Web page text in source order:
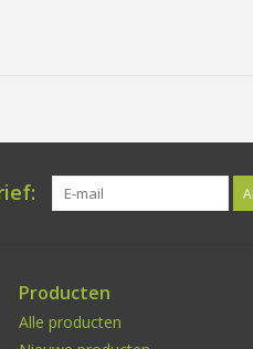
Producten
Alle producten